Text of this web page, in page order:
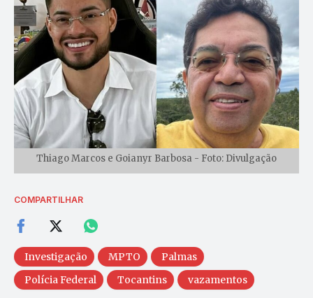
Thiago Marcos e Goianyr Barbosa - Foto: Divulgação
COMPARTILHAR
Investigação MPTO
Palmas
Polícia Federal
Tocantins vazamentos